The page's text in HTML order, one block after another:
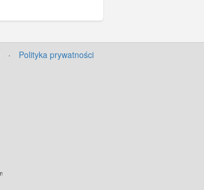
· Polityka prywatności